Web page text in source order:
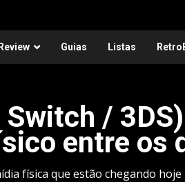
Review Guias Listas
/
entre os
física que estão chegando